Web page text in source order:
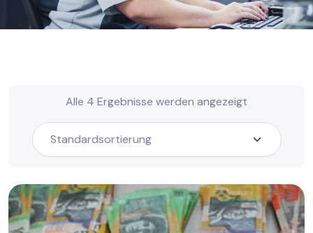
Alle 4 Ergebnisse werden angezeigt